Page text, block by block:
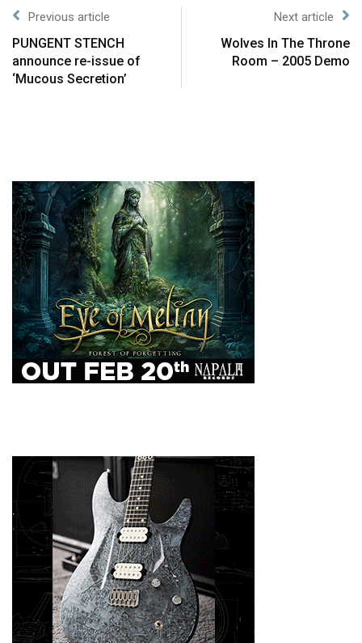
Previous article
PUNGENT STENCH
announce re-issue of
‘Mucous Secretion’
Next article
Wolves In The Throne
Room – 2005 Demo